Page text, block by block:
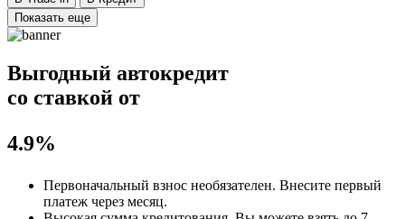
Показать еще
Выгодный автокредит
со ставкой от
4.9%
Первоначальный взнос необязателен. Внесите первый
платеж через месяц.